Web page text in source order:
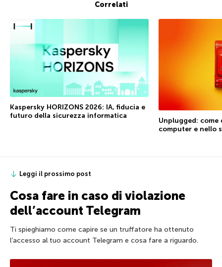
Correlati
Kaspersky HORIZONS 2026: IA, fiducia e
futuro della sicurezza informatica
Unplugged: come
computer e nello
Leggi il prossimo post
Cosa fare in caso di violazione
dell’account Telegram
Ti spieghiamo come capire se un truffatore ha ottenuto
l’accesso al tuo account Telegram e cosa fare a riguardo.